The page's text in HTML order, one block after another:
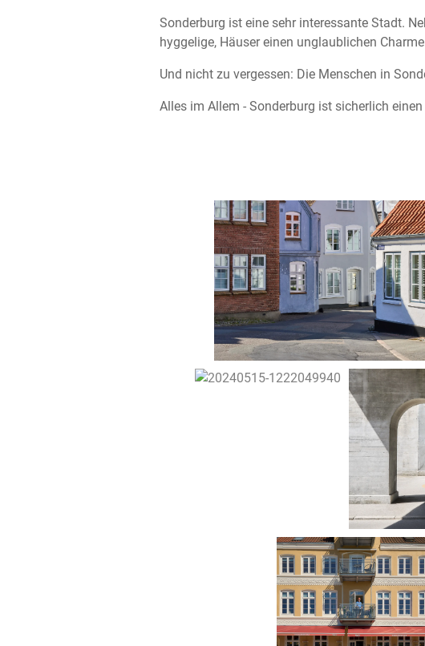
Sonderburg ist eine sehr interessante Stadt.
hyggelige, Häuser einen unglaublichen
Und nicht zu vergessen: Die Menschen in
Alles im Allem - Sonderburg ist sicherlich einen